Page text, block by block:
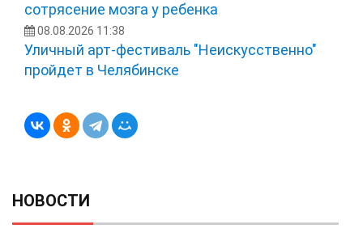
сотрясение мозга у ребенка
08.08.2026 11:38
Уличный арт-фестиваль "Неискусственно"
пройдет в Челябинске
НОВОСТИ